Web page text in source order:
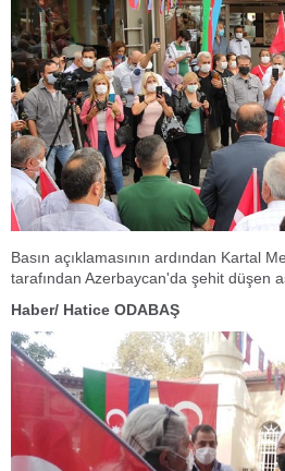
Basın açıklamasının ardından Kartal
tarafından Azerbaycan'da şehit düşen
Haber/ Hatice ODABAŞ